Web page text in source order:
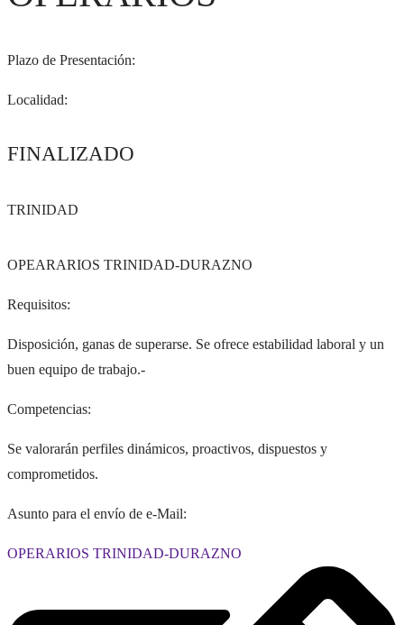
Plazo de Presentación:
Localidad:
FINALIZADO
TRINIDAD
OPEARARIOS TRINIDAD-DURAZNO
Requisitos:
Disposición, ganas de superarse. Se ofrece estabilidad laboral y un
buen equipo de trabajo.-
Competencias:
Se valorarán perfiles dinámicos, proactivos, dispuestos y
comprometidos.
Asunto para el envío de e-Mail:
OPERARIOS TRINIDAD-DURAZNO